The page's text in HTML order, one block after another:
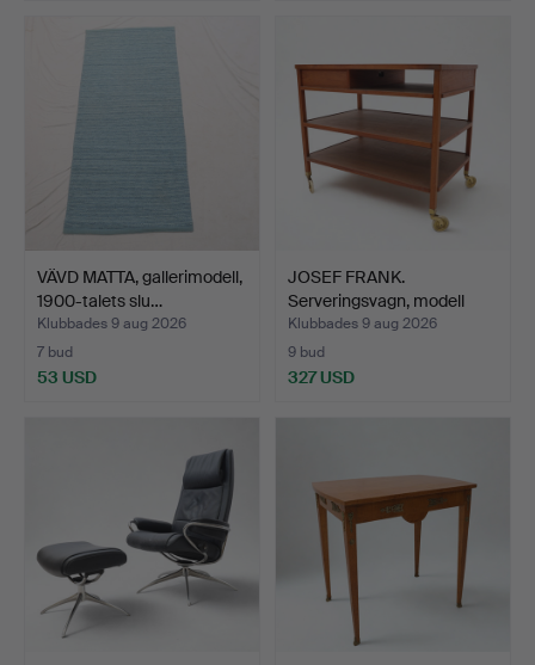
VÄVD MATTA, gallerimodell,
1900-talets slu…
Klubbades 9 aug 2026
7 bud
53 USD
JOSEF FRANK.
Serveringsvagn, modell
2177, …
Klubbades 9 aug 2026
9 bud
327 USD